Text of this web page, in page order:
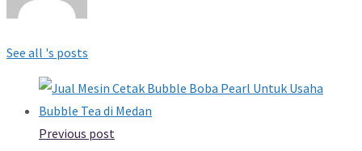
See all 's posts
Previous post